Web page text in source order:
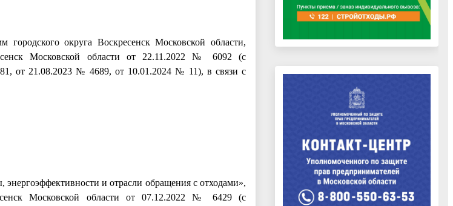
городского округа Воскресенск Московской области,
Московской области от 22.11.2022 № 6092 (с
от 21.08.2023 № 4689, от 10.01.2024 № 11), в связи с
и отрасли обращения с отходами»,
Московской области от 07.12.2022 № 6429 (с